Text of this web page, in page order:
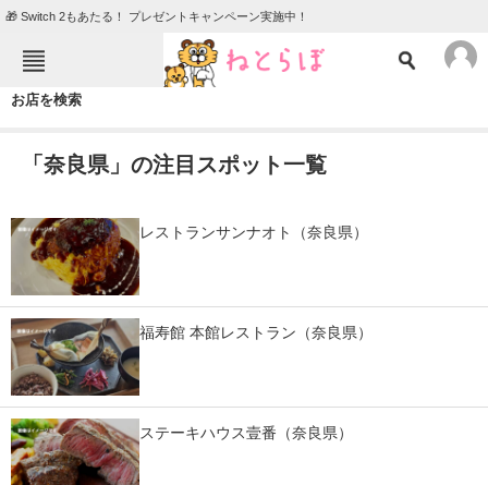
🎁 Switch 2もあたる！ プレゼントキャンペーン実施中！
ねとらぼメニュー
エンタメ クイズ
住まい
動物
会員記事
メディア
注目記事を集めた総合ページ
ITの今と未来を見通す
お店を検索
「奈良県」の注目スポット一覧
レストランサンナオト（奈良県）
福寿館 本館レストラン（奈良県）
ステーキハウス壹番（奈良県）